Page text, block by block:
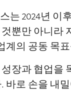
는 2024년
뿐만 아니라
계의 공동 목
성장과 협업을
바로 손을 내